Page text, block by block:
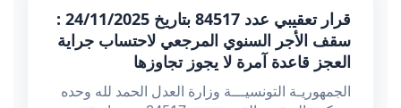
قرار تعقيبي عدد 84517 بتاريخ 24/11/2025 :
سقف الأجر السنوي المرجعي لاحتساب جراية
العجز قاعدة آمرة لا يجوز تجاوزها
الجمهوريـة التونسيـــة وزارة العدل الحمد لله وحده